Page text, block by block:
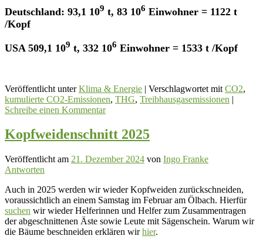
Deutschland: 93,1 109 t, 83 106 Einwohner = 1122 t
/Kopf
USA 509,1 109 t, 332 106 Einwohner = 1533 t /Kopf
Veröffentlicht unter Klima & Energie | Verschlagwortet mit CO2,
kumulierte CO2-Emissionen, THG, Treibhausgasemissionen |
Schreibe einen Kommentar
Kopfweidenschnitt 2025
Veröffentlicht am 21. Dezember 2024 von Ingo Franke
Antworten
Auch in 2025 werden wir wieder Kopfweiden zurückschneiden,
voraussichtlich an einem Samstag im Februar am Ölbach. Hierfür
suchen wir wieder Helferinnen und Helfer zum Zusammentragen
der abgeschnittenen Äste sowie Leute mit Sägenschein. Warum wir
die Bäume beschneiden erklären wirhier.